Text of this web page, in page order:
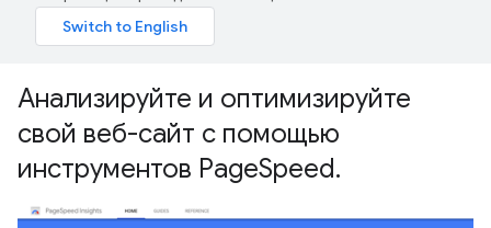
Анализируйте и оптимизируйте
свой веб-сайт с помощью
инструментов PageSpeed.